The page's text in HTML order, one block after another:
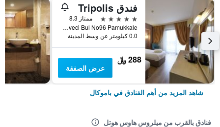
فندق Tripolis
5 نجوم
ممتاز 8.3
Kale Mh Adnan Kahveci Bul No96 Pamukkale, باموكال, تركيا
0.0 كيلومتر عن وسط المدينة
288 ﷼
عرض الصفقة
شاهد المزيد من أهم الفنادق في باموكال
فنادق بالقرب من ميلروس هاوس هوتل